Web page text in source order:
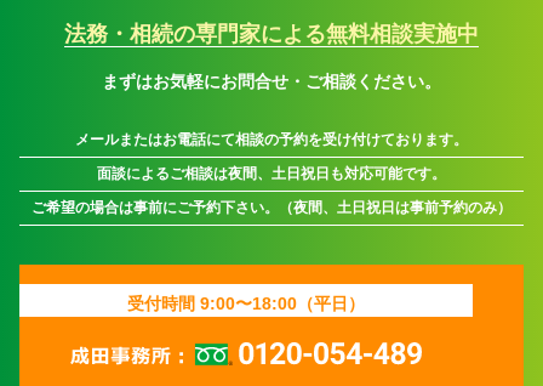
法務・相続の専門家による無料相談実施中
まずはお気軽にお問合せ・ご相談ください。
メールまたはお電話にて相談の予約を受け付けております。
面談によるご相談は夜間、土日祝日も対応可能です。
ご希望の場合は事前にご予約下さい。（夜間、土日祝日は事前予約のみ）
受付時間 9:00〜18:00（平日）